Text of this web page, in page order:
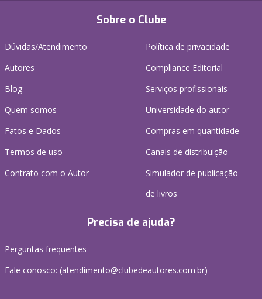
Sobre o Clube
Dúvidas/Atendimento
Autores
Blog
Quem somos
Fatos e Dados
Termos de uso
Contrato com o Autor
Política de privacidade
Compliance Editorial
Serviços profissionais
Universidade do autor
Compras em quantidade
Canais de distribuição
Simulador de publicação
de livros
Precisa de ajuda?
Perguntas frequentes
Fale conosco: (atendimento@clubedeautores.com.br)